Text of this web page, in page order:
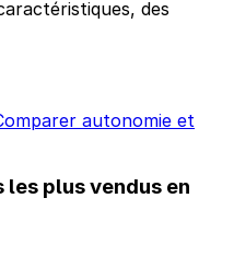
des
autonomie et
plus vendus en